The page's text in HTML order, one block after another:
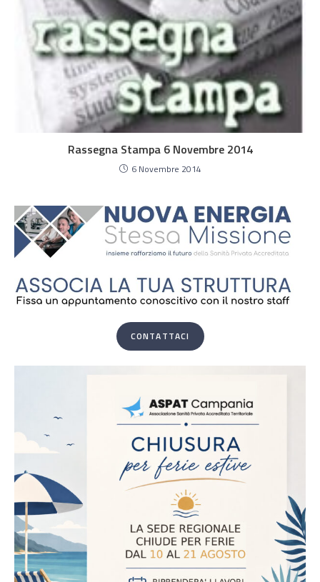
Rassegna Stampa 6 Novembre 2014
6 Novembre 2014
CONTATTACI